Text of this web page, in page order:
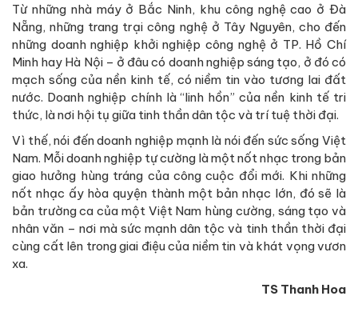
Từ những nhà máy ở Bắc Ninh, khu công nghệ cao ở Đà
Nẵng, những trang trại công nghệ ở Tây Nguyên, cho đến
những doanh nghiệp khởi nghiệp công nghệ ở TP. Hồ Chí
Minh hay Hà Nội – ở đâu có doanh nghiệp sáng tạo, ở đó có
mạch sống của nền kinh tế, có niềm tin vào tương lai đất
nước. Doanh nghiệp chính là “linh hồn” của nền kinh tế tri
thức, là nơi hội tụ giữa tinh thần dân tộc và trí tuệ thời đại.
Vì thế, nói đến doanh nghiệp mạnh là nói đến sức sống Việt
Nam. Mỗi doanh nghiệp tự cường là một nốt nhạc trong bản
giao hưởng hùng tráng của công cuộc đổi mới. Khi những
nốt nhạc ấy hòa quyện thành một bản nhạc lớn, đó sẽ là
bản trường ca của một Việt Nam hùng cường, sáng tạo và
nhân văn – nơi mà sức mạnh dân tộc và tinh thần thời đại
cùng cất lên trong giai điệu của niềm tin và khát vọng vươn
xa.
TS Thanh Hoa